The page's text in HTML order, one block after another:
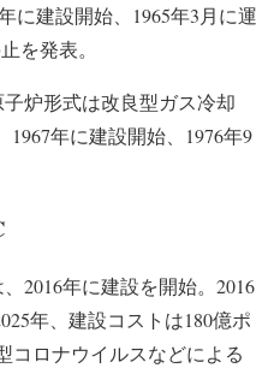
に建設開始、1965年3月に運
を発表。
炉形式は改良型ガス冷却
年に建設開始、1976年9
2016年に建設を開始。2016
年、建設コストは180億ポ
コロナウイルスなどによる